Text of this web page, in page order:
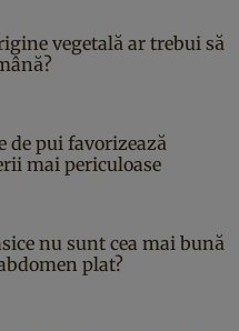
vegetală ar trebui să
de pui favorizează
mai periculoase
nu sunt cea mai bună
plat?